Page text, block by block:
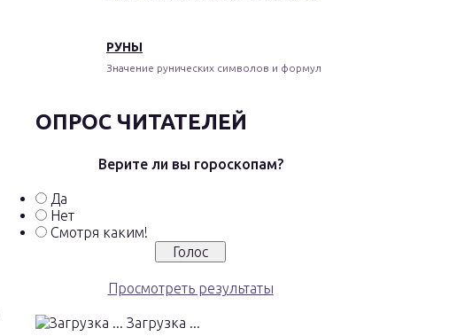
РУНЫ
Значение рунических символов и формул
ОПРОС ЧИТАТЕЛЕЙ
Верите ли вы гороскопам?
Да
Нет
Смотря каким!
Просмотреть результаты
Загрузка ...